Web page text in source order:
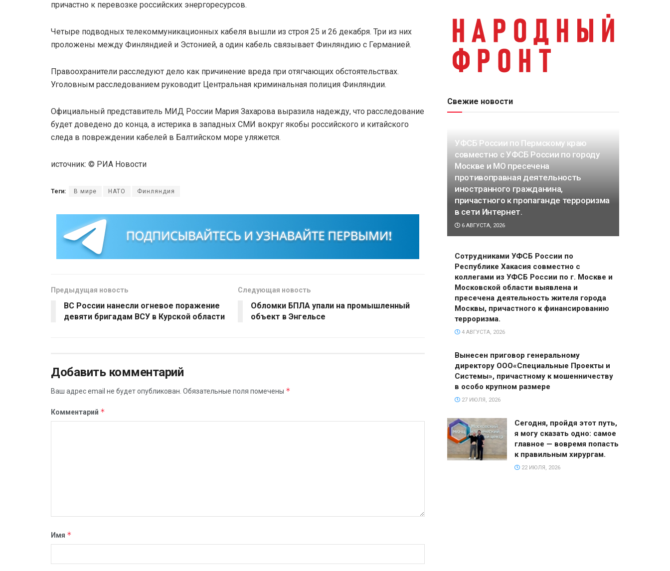
причастно к перевозке российских энергоресурсов.
Четыре подводных телекоммуникационных кабеля вышли из строя 25 и 26 декабря. Три из них
проложены между Финляндией и Эстонией, а один кабель связывает Финляндию с Германией.
Правоохранители расследуют дело как причинение вреда при отягчающих обстоятельствах.
Уголовным расследованием руководит Центральная криминальная полиция Финляндии.
Официальный представитель МИД России Мария Захарова выразила надежду, что расследование
будет доведено до конца, а истерика в западных СМИ вокруг якобы российского и китайского
следа в повреждении кабелей в Балтийском море уляжется.
источник: © РИА Новости
Теги: В мире НАТО Финляндия
Предыдущая новость
ВС России нанесли огневое поражение
девяти бригадам ВСУ в Курской области
Следующая новость
Обломки БПЛА упали на промышленный
объект в Энгельсе
Добавить комментарий
Ваш адрес email не будет опубликован. Обязательные поля помечены *
Комментарий *
Имя *
Свежие новости
УФСБ России по Пермскому краю
совместно с УФСБ России по городу
Москве и МО пресечена
противоправная деятельность
иностранного гражданина,
причастного к пропаганде терроризма
в сети Интернет.
6 АВГУСТА, 2026
Сотрудниками УФСБ России по
Республике Хакасия совместно с
коллегами из УФСБ России по г. Москве и
Московской области выявлена и
пресечена деятельность жителя города
Москвы, причастного к финансированию
терроризма.
4 АВГУСТА, 2026
Вынесен приговор генеральному
директору ООО«Специальные Проекты и
Системы», причастному к мошенничеству
в особо крупном размере
27 ИЮЛЯ, 2026
Сегодня, пройдя этот путь,
я могу сказать одно: самое
главное — вовремя попасть
к правильным хирургам.
22 ИЮЛЯ, 2026